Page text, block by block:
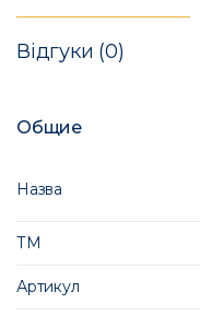
Відгуки (0)
Общие
Назва
ТМ
Артикул